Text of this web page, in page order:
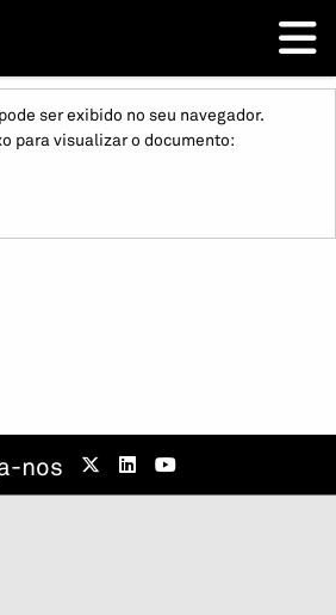
ser exibido no seu navegador.
para visualizar o documento:
nos